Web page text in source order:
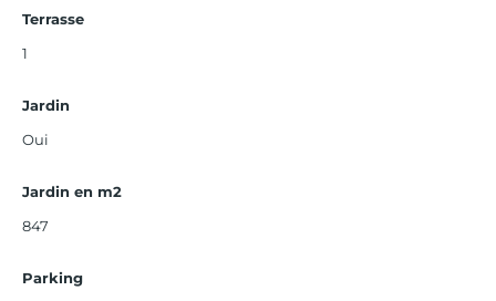
Terrasse
1
Jardin
Oui
Jardin en m2
847
Parking